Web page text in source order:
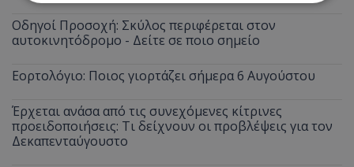
Οδηγοί Προσοχή: Σκύλος περιφέρεται στον
αυτοκινητόδρομο - Δείτε σε ποιο σημείο
Εορτολόγιο: Ποιος γιορτάζει σήμερα 6 Αυγούστου
Έρχεται ανάσα από τις συνεχόμενες κίτρινες
προειδοποιήσεις: Τι δείχνουν οι προβλέψεις για τον
Δεκαπενταύγουστο
Απολύτως απαραίτητα
Απόδοσης
Μη ταξινομημένα
Τα απολύτως απαραίτητα cookies επιτρέπουν
βασικές λειτουργίες του ιστότοπου, όπως τη
σύνδεση χρήστη και τη διαχείριση λογαριασμού.
Ο ιστότοπος δεν μπορεί να χρησιμοποιηθεί σωστά